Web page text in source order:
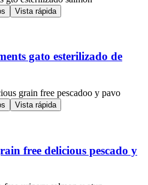
Vista rápida
gato esterilizado de
Vista rápida
free delicious pescado y